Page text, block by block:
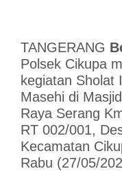
TANGERANG
Polsek Cikupa
kegiatan Sholat
Masehi di
Raya Serang
RT 002/001,
Kecamatan
Rabu (27/05/